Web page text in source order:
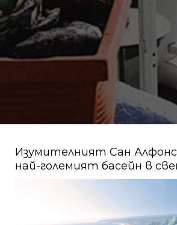
Изумителният Сан
най-големият басейн в